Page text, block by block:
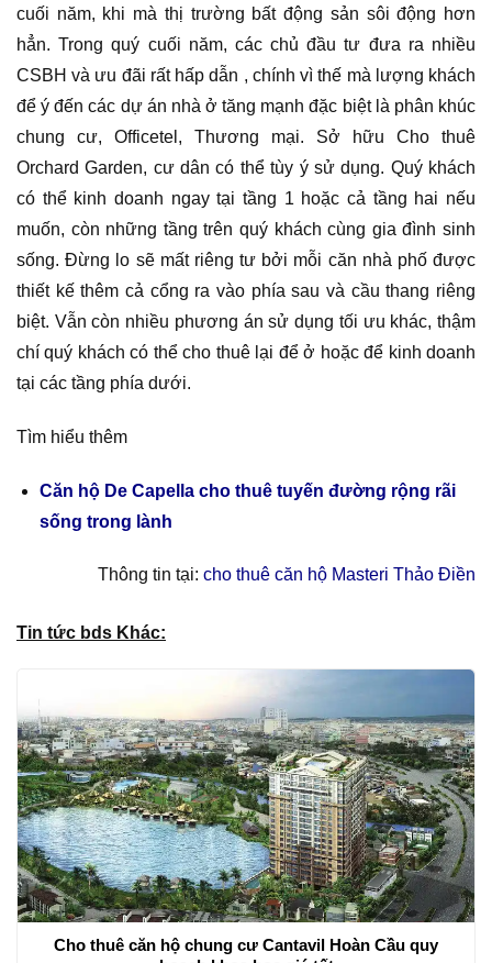
cuối năm, khi mà thị trường bất động sản sôi động hơn
hẳn. Trong quý cuối năm, các chủ đầu tư đưa ra nhiều
CSBH và ưu đãi rất hấp dẫn , chính vì thế mà lượng khách
để ý đến các dự án nhà ở tăng mạnh đặc biệt là phân khúc
chung cư, Officetel, Thương mại. Sở hữu Cho thuê
Orchard Garden, cư dân có thể tùy ý sử dụng. Quý khách
có thể kinh doanh ngay tại tầng 1 hoặc cả tầng hai nếu
muốn, còn những tầng trên quý khách cùng gia đình sinh
sống. Đừng lo sẽ mất riêng tư bởi mỗi căn nhà phố được
thiết kế thêm cả cổng ra vào phía sau và cầu thang riêng
biệt. Vẫn còn nhiều phương án sử dụng tối ưu khác, thậm
chí quý khách có thể cho thuê lại để ở hoặc để kinh doanh
tại các tầng phía dưới.
Tìm hiểu thêm
Căn hộ De Capella cho thuê tuyến đường rộng rãi
sống trong lành
Thông tin tại: cho thuê căn hộ Masteri Thảo Điền
Tin tức bds Khác:
Cho thuê căn hộ chung cư Cantavil Hoàn Cầu quy